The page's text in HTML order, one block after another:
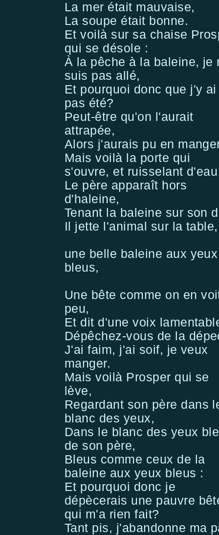
La mer était mauvaise,
La soupe était bonne.
Et voilà sur sa chaise
qui se désole :
À la pêche à la baleine, je
suis pas allé,
Et pourquoi donc que j'y ai
pas été?
Peut-être qu'on l'aurait
attrapée,
Alors j'aurais pu en
Mais voilà la porte qui
s'ouvre, et ruisselant d'eau
Le père apparaît hors
d'haleine,
Tenant la baleine sur son
Il jette l'animal sur la table,
une belle baleine aux yeux
bleus,
Une bête comme on en
peu,
Et dit d'une voix
Dépêchez-vous de la
J'ai faim, j'ai soif, je veux
manger.
Mais voilà Prosper qui se
lève,
Regardant son père dans
blanc des yeux,
Dans le blanc des yeux
de son père,
Bleus comme ceux de la
baleine aux yeux bleus :
Et pourquoi donc je
dépècerais une pauvre
qui m'a rien fait?
Tant pis, j'abandonne ma